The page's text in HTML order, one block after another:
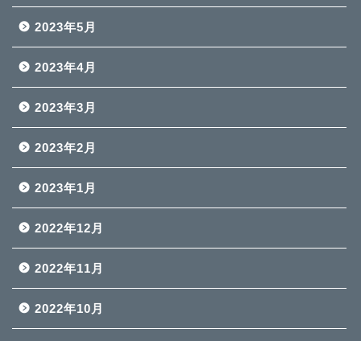
2023年5月
2023年4月
2023年3月
2023年2月
2023年1月
2022年12月
2022年11月
2022年10月